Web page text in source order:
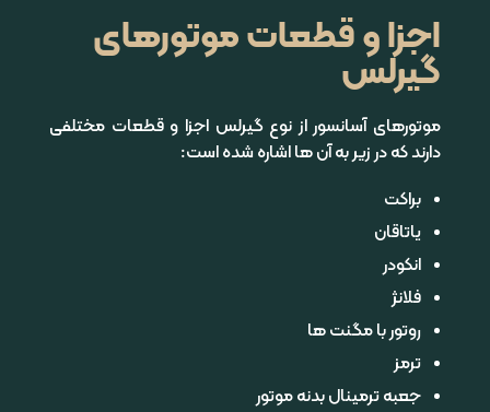
اجزا و قطعات موتورهای
گیرلس
موتورهای آسانسور از نوع گیرلس اجزا و قطعات مختلفی
دارند که در زیر به آن ها اشاره شده است:
براکت
یاتاقان
انکودر
فلانژ
روتور با مگنت ها
ترمز
جعبه ترمینال بدنه موتور